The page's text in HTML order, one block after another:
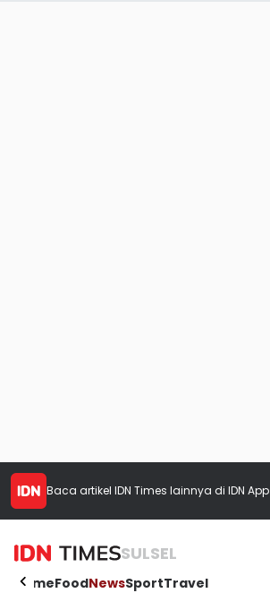
Baca artikel IDN Times lainnya di IDN App
SULSEL
HomeFoodNewsSportTravel